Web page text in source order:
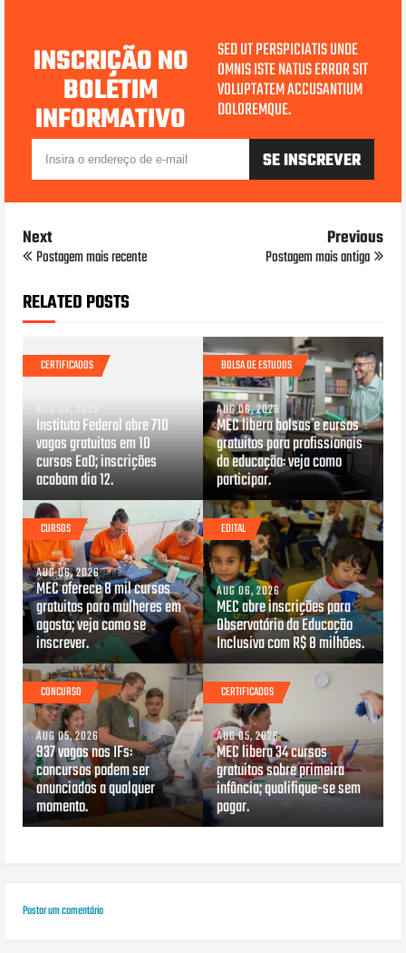
INSCRIÇÃO NO
BOLETIM
INFORMATIVO
SED UT PERSPICIATIS UNDE
OMNIS ISTE NATUS ERROR SIT
VOLUPTATEM ACCUSANTIUM
DOLOREMQUE.
Next
Postagem mais recente
Previous
Postagem mais antiga
RELATED POSTS
CERTIFICADOS
AUG 06, 2026
Instituto Federal abre 710
vagas gratuitas em 10
cursos EaD; inscrições
acabam dia 12.
BOLSA DE ESTUDOS
AUG 06, 2026
MEC libera bolsas e cursos
gratuitos para profissionais
da educação: veja como
participar.
CURSOS
AUG 06, 2026
MEC oferece 8 mil cursos
gratuitos para mulheres em
agosto; veja como se
inscrever.
EDITAL
AUG 06, 2026
MEC abre inscrições para
Observatório da Educação
Inclusiva com R$ 8 milhões.
CONCURSO
AUG 05, 2026
937 vagas nos IFs:
concursos podem ser
anunciados a qualquer
momento.
CERTIFICADOS
AUG 05, 2026
MEC libera 34 cursos
gratuitos sobre primeira
infância; qualifique-se sem
pagar.
Postar um comentário